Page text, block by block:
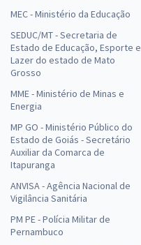
MEC - Ministério da Educação
SEDUC/MT - Secretaria de
Estado de Educação, Esporte e
Lazer do estado de Mato
Grosso
MME - Ministério de Minas e
Energia
MP GO - Ministério Público do
Estado de Goiás - Secretário
Auxiliar da Comarca de
Itapuranga
ANVISA - Agência Nacional de
Vigilância Sanitária
PM PE - Polícia Militar de
Pernambuco